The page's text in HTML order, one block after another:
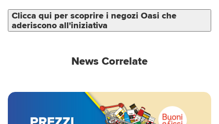
Clicca qui per scoprire i negozi Oasi che
aderiscono all'iniziativa
News Correlate